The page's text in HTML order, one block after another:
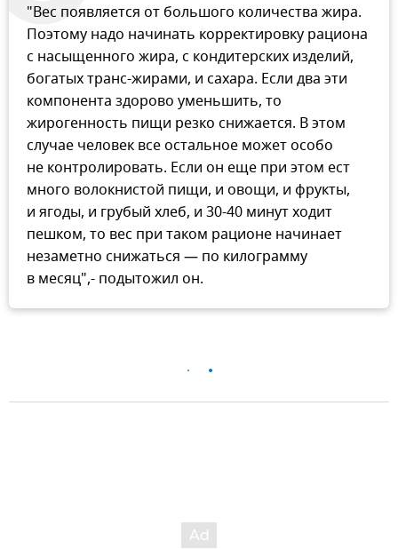
"Вес появляется от большого количества жира.
Поэтому надо начинать корректировку рациона
с насыщенного жира, с кондитерских изделий,
богатых транс-жирами, и сахара. Если два эти
компонента здорово уменьшить, то
жирогенность пищи резко снижается. В этом
случае человек все остальное может особо
не контролировать. Если он еще при этом ест
много волокнистой пищи, и овощи, и фрукты,
и ягоды, и грубый хлеб, и 30-40 минут ходит
пешком, то вес при таком рационе начинает
незаметно снижаться — по килограмму
в месяц",- подытожил он.